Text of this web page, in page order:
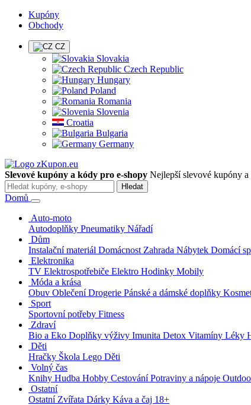
Kupóny
Obchody
CZ
Slovakia
Czech Republic
Hungary
Poland
Romania
Slovenia
Croatia
Bulgaria
Germany
Slevové kupóny a kódy pro e-shopy Nejlepší slevové kupóny
Hledat
Domů
Auto-moto
Autodoplňky Pneumatiky Nářadí
Dům
Instalační materiál Domácnost Zahrada Nábytek Domácí
Elektronika
TV Elektrospotřebiče Elektro Hodinky Mobily
Móda a krása
Obuv OblečeníDrogerie Pánské a dámské doplňky
Sport
Sportovní potřeby Fitness
Zdraví
Bio a Eko Doplňky výživy Imunita Detox Vitamíny Léky
Děti
Hračky Škola Lego Děti
Volný čas
Knihy Hudba Hobby CestováníPotraviny a nápoje
Ostatní
Ostatní Zvířata Dárky Káva a čaj 18+